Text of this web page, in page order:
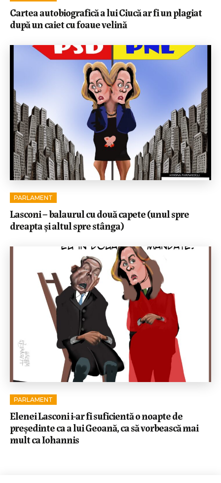
Cartea autobiografică a lui Ciucă ar fi un plagiat
după un caiet cu foaue velină
PARLAMENT
Lasconi – balaurul cu două capete (unul spre
dreapta și altul spre stânga)
PARLAMENT
Elenei Lasconi i-ar fi suficientă o noapte de
președinte ca a lui Geoană, ca să vorbească mai
mult ca Iohannis